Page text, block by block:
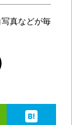
真などが毎